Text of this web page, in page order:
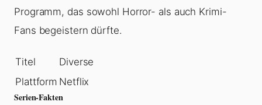
Programm, das sowohl Horror- als auch Krimi-
Fans begeistern dürfte.
Titel
Diverse
Plattform Netflix
Serien-Fakten